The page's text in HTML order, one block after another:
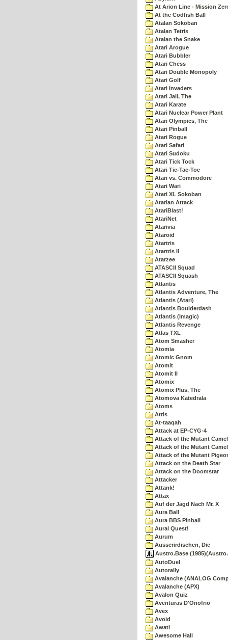
At Arion Line - Mission
At the Codfish Ball
Atalan Sokoban
Atalan Tetris
Atalan the Snake
Atari Arogue
Atari Bubbler
Atari Chess
Atari Double Monopoly
Atari Golf
Atari Invaders
Atari Jail, The
Atari Karate
Atari Nuclear Power Plant
Atari Olympics, The
Atari Pinball
Atari Rogue
Atari Safari
Atari Sudoku
Atari Tick Tock
Atari Tic-Tac-Toe
Atari vs. Commodore
Atari Wari
Atari XL Sokoban
Atarian Attack
AtariBlast!
AtariNet
Atarivia
Ataroid
Atartris
Atartris II
Atarzee
ATASCII Squad
ATASCII Squash
Atlantis
Atlantis Adventure, The
Atlantis (Atari)
Atlantis Boulderdash
Atlantis (Imagic)
Atlantis Revenge
Atlas TXL
Atom Smasher
Atomia
Atomic Gnom
Atomit
Atomit II
Atomix
Atomix Plus, The
Atomova Katedrala
Atoms
Atris
At-taaqah
Attack at EP-CYG-4
Attack of the Mutant
Attack of the Mutant
Attack of the Mutant
Attack on the Death Star
Attack on the Doomstar
Attacker
Attank!
Attax
Auf der Jagd Nach Mr. X
Aura Ball
Aura BBS Pinball
Aural Quest!
Aurum
Ausserirdischen, Die
Austro.Base
AutoDuel
Autorally
Avalanche (ANALOG
Avalanche (APX)
Avalon Quiz
Aventuras D'Onofrio
Avex
Avoid
Awati
Awesome Hall